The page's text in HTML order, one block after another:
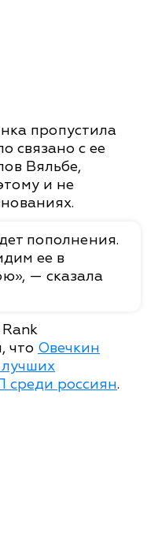
пропустила
связано с ее
Вяльбе,
и не
пополнения.
ее в
— сказала
что Овечкин
среди россиян.